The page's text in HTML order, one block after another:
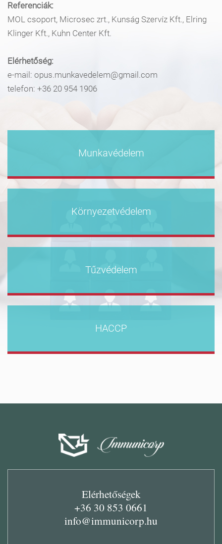
Referenciák:
MOL csoport, Microsec zrt., Kunság Szervíz Kft., Elring
Klinger Kft., Kuhn Center Kft.
Elérhetőség:
e-mail: opus.munkavedelem@gmail.com
telefon: +36 20 954 1906
Munkavédelem
Környezetvédelem
Tűzvédelem
HACCP
Elérhetőségek
+36 30 853 0661
info@immunicorp.hu